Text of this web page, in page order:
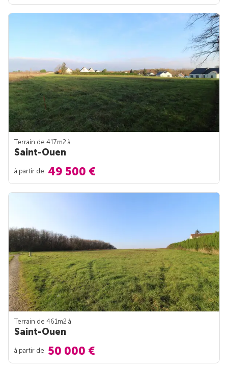
Terrain de 417m2 à
Saint-Ouen
à partir de 49 500 €
Terrain de 461m2 à
Saint-Ouen
à partir de 50 000 €